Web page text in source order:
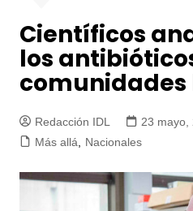
Científicos
los
Redacción IDL
23 mayo,
Más allá, Nacionales